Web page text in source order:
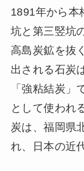
1891年から本
坑と第三竪坑
高島炭鉱を抜
出される石炭
「強粘結炭
として使われ
炭は、福岡県
れ、日本の近